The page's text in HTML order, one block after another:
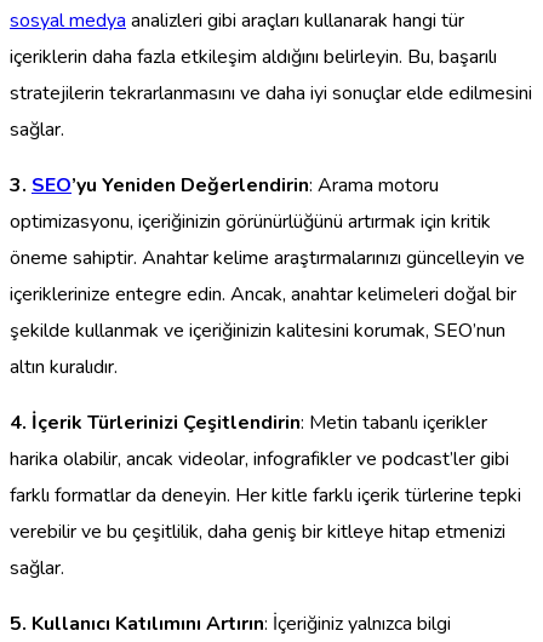
sosyal medya analizleri gibi araçları kullanarak hangi tür
içeriklerin daha fazla etkileşim aldığını belirleyin. Bu, başarılı
stratejilerin tekrarlanmasını ve daha iyi sonuçlar elde edilmesini
sağlar.
3. SEO’yu Yeniden Değerlendirin: Arama motoru
optimizasyonu, içeriğinizin görünürlüğünü artırmak için kritik
öneme sahiptir. Anahtar kelime araştırmalarınızı güncelleyin ve
içeriklerinize entegre edin. Ancak, anahtar kelimeleri doğal bir
şekilde kullanmak ve içeriğinizin kalitesini korumak, SEO’nun
altın kuralıdır.
4. İçerik Türlerinizi Çeşitlendirin: Metin tabanlı içerikler
harika olabilir, ancak videolar, infografikler ve podcast’ler gibi
farklı formatlar da deneyin. Her kitle farklı içerik türlerine tepki
verebilir ve bu çeşitlilik, daha geniş bir kitleye hitap etmenizi
sağlar.
5. Kullanıcı Katılımını Artırın: İçeriğiniz yalnızca bilgi